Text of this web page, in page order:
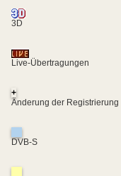
3D
Live-Übertragungen
+
Änderung der Registrierung
DVB-S